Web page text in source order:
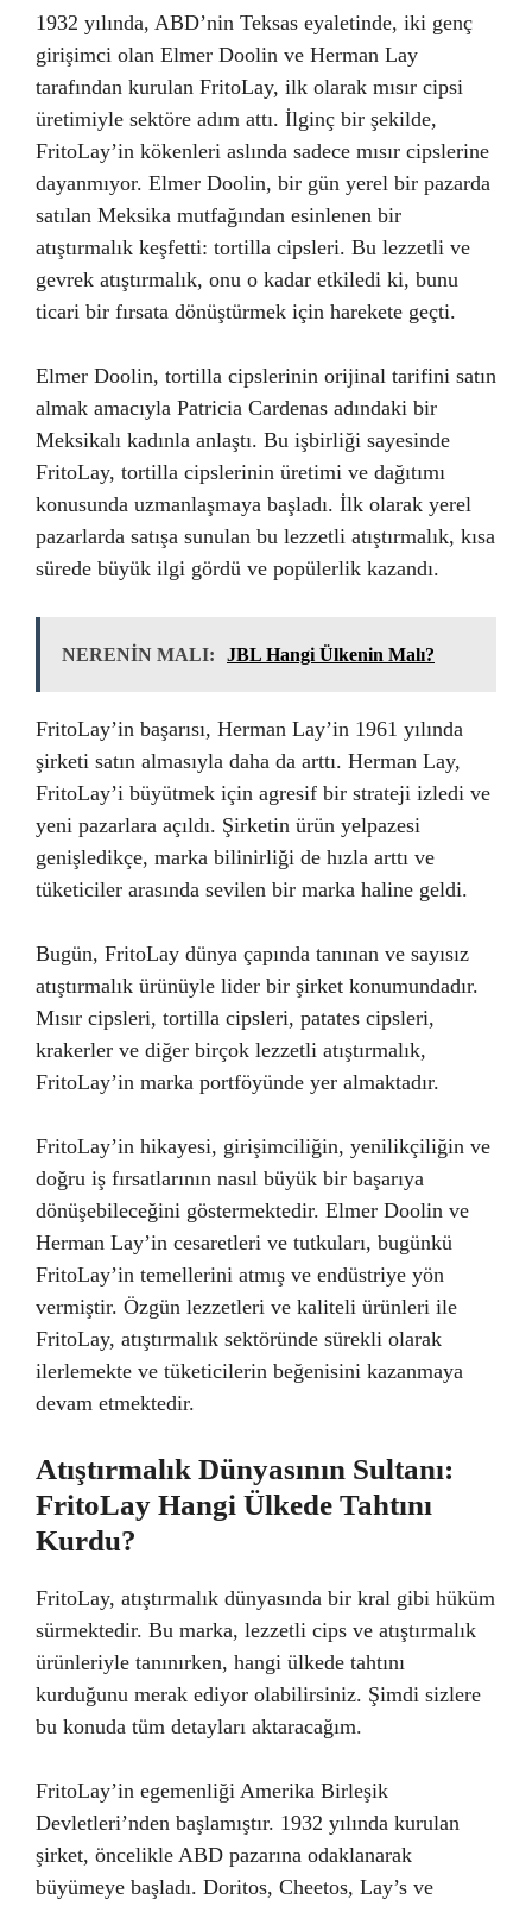
1932 yılında, ABD’nin Teksas eyaletinde, iki genç
girişimci olan Elmer Doolin ve Herman Lay
tarafından kurulan FritoLay, ilk olarak mısır cipsi
üretimiyle sektöre adım attı. İlginç bir şekilde,
FritoLay’in kökenleri aslında sadece mısır cipslerine
dayanmıyor. Elmer Doolin, bir gün yerel bir pazarda
satılan Meksika mutfağından esinlenen bir
atıştırmalık keşfetti: tortilla cipsleri. Bu lezzetli ve
gevrek atıştırmalık, onu o kadar etkiledi ki, bunu
ticari bir fırsata dönüştürmek için harekete geçti.
Elmer Doolin, tortilla cipslerinin orijinal tarifini satın
almak amacıyla Patricia Cardenas adındaki bir
Meksikalı kadınla anlaştı. Bu işbirliği sayesinde
FritoLay, tortilla cipslerinin üretimi ve dağıtımı
konusunda uzmanlaşmaya başladı. İlk olarak yerel
pazarlarda satışa sunulan bu lezzetli atıştırmalık, kısa
sürede büyük ilgi gördü ve popülerlik kazandı.
NERENİN MALI: JBL Hangi Ülkenin Malı?
FritoLay’in başarısı, Herman Lay’in 1961 yılında
şirketi satın almasıyla daha da arttı. Herman Lay,
FritoLay’i büyütmek için agresif bir strateji izledi ve
yeni pazarlara açıldı. Şirketin ürün yelpazesi
genişledikçe, marka bilinirliği de hızla arttı ve
tüketiciler arasında sevilen bir marka haline geldi.
Bugün, FritoLay dünya çapında tanınan ve sayısız
atıştırmalık ürünüyle lider bir şirket konumundadır.
Mısır cipsleri, tortilla cipsleri, patates cipsleri,
krakerler ve diğer birçok lezzetli atıştırmalık,
FritoLay’in marka portföyünde yer almaktadır.
FritoLay’in hikayesi, girişimciliğin, yenilikçiliğin ve
doğru iş fırsatlarının nasıl büyük bir başarıya
dönüşebileceğini göstermektedir. Elmer Doolin ve
Herman Lay’in cesaretleri ve tutkuları, bugünkü
FritoLay’in temellerini atmış ve endüstriye yön
vermiştir. Özgün lezzetleri ve kaliteli ürünleri ile
FritoLay, atıştırmalık sektöründe sürekli olarak
ilerlemekte ve tüketicilerin beğenisini kazanmaya
devam etmektedir.
Atıştırmalık Dünyasının Sultanı:
FritoLay Hangi Ülkede Tahtını
Kurdu?
FritoLay, atıştırmalık dünyasında bir kral gibi hüküm
sürmektedir. Bu marka, lezzetli cips ve atıştırmalık
ürünleriyle tanınırken, hangi ülkede tahtını
kurduğunu merak ediyor olabilirsiniz. Şimdi sizlere
bu konuda tüm detayları aktaracağım.
FritoLay’in egemenliği Amerika Birleşik
Devletleri’nden başlamıştır. 1932 yılında kurulan
şirket, öncelikle ABD pazarına odaklanarak
büyümeye başladı. Doritos, Cheetos, Lay’s ve